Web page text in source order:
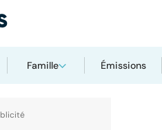
Famille Émissions